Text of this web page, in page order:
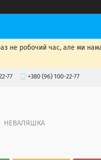
не робочий час, але ми
77 +380 (96) 100-22-77
НЕВАЛЯШКА